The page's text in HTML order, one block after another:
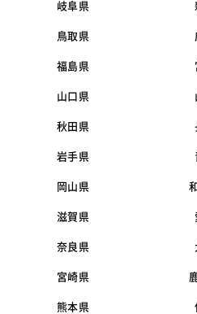
岐阜県
鳥取県
福島県
山口県
秋田県
岩手県
岡山県
滋賀県
奈良県
宮崎県
熊本県